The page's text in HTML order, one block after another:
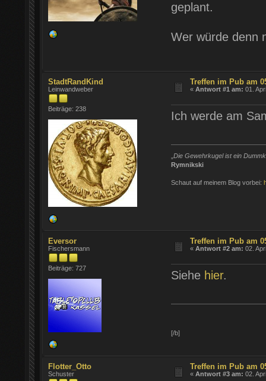
geplant.
Wer würde denn
StadtRandKind
Leinwandweber
Beiträge: 238
Treffen im Pub am
«Antwort #1 am: 01.
Ich werde am
Die Gewehrkugel ist ein
Rymnikski
Schaut auf meinem Blog vorbei:
Eversor
Fischersmann
Beiträge: 727
Treffen im Pub am
«Antwort #2 am: 02.
Siehe hier.
[/b]
Flotter_Otto
Schuster
Treffen im Pub am
«Antwort #3 am: 02.